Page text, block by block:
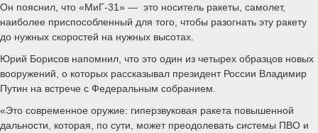
Он пояснил, что «МиГ-31» — это носитель ракеты, самолет,
наиболее приспособленный для того, чтобы разогнать эту ракету
до нужных скоростей на нужных высотах.
Юрий Борисов напомнил, что это один из четырех образцов новых
вооружений, о которых рассказывал президент России Владимир
Путин на встрече с Федеральным собранием.
«Это современное оружие: гиперзвуковая ракета повышенной
дальности, которая, по сути, может преодолевать системы ПВО и